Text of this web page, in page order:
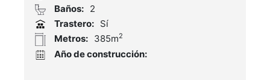
Baños: 2
Trastero: Sí
Metros: 385m2
Año de construcción: